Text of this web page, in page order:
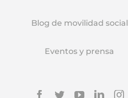
Blog de movilidad social
Eventos y prensa